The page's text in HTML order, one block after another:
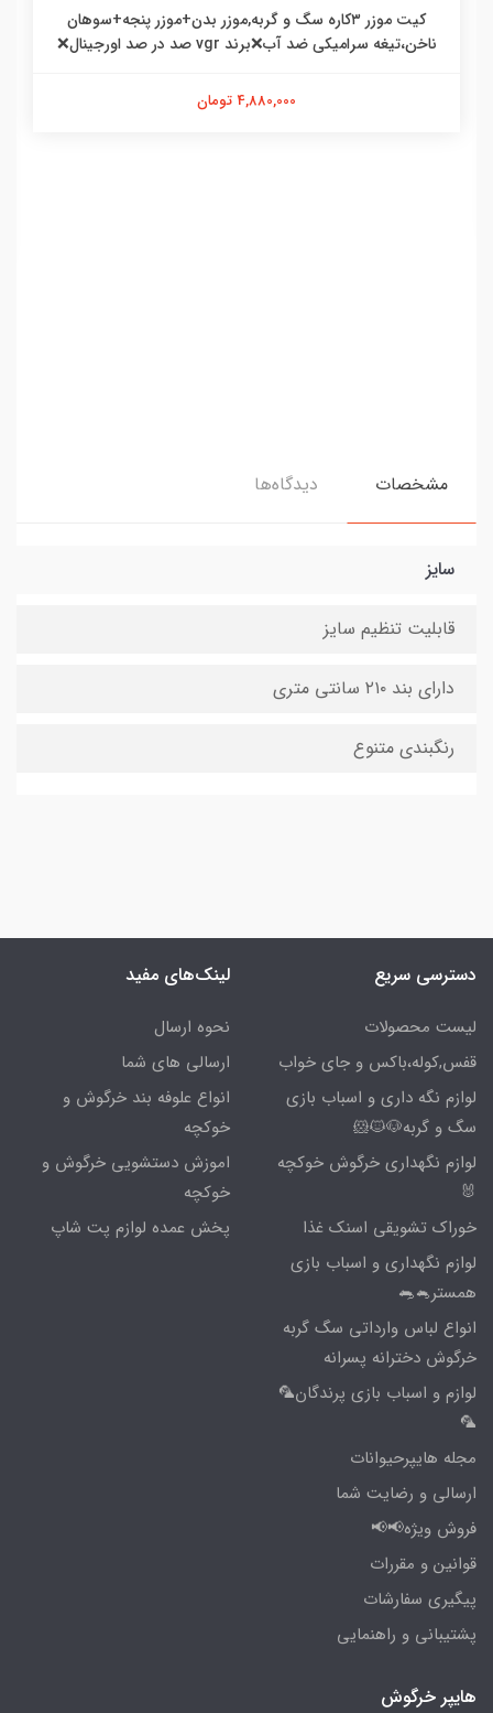
کیت موزر ۳کاره سگ و گربه,موزر بدن+موزر پنجه+سوهان
ناخن،تیغه سرامیکی ضد آب❌برند vgr صد در صد اورجینال❌
4,880,000 تومان
مشخصات دیدگاه‌ها
سایز
قابلیت تنظیم سایز
دارای بند ۲۱۰ سانتی متری
رنگبندی متنوع
دسترسی سریع
لیست محصولات
قفس,کوله،باکس و جای خواب
لوازم نگه داری و اسباب بازی
سگ و گربه🐶🐱🐹
لوازم نگهداری خرگوش خوکچه
🐰
خوراک تشویقی اسنک غذا
لوازم نگهداری و اسباب بازی
همستر🐁🐀
انواع لباس وارداتی سگ گربه
خرگوش دخترانه پسرانه
لوازم و اسباب بازی پرندگان🦜
🦜
مجله هایپرحیوانات
ارسالی و رضایت شما
فروش ویژه📢📢
قوانین و مقررات
پیگیری سفارشات
پشتیبانی و راهنمایی
لینک‌های مفید
نحوه ارسال
ارسالی های شما
انواع علوفه بند خرگوش و
خوکچه
اموزش دستشویی خرگوش و
خوکچه
پخش عمده لوازم پت شاپ
هایپر خرگوش